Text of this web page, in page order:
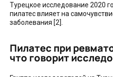
Турецкое исследование 2020
пилатес влияет на
заболевания [2].
Пилатес при
что говорит